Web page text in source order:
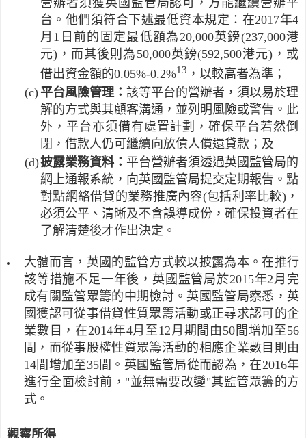
元
(
7
7
萬
港
元
)
的
限
制
。
所
有
民
在
上
述
規
則
於
2
0
須
受
相
關
證
券
規
例
規
管
。
資
料
法
令
》
、
《
平
等
信
貸
機
會
法
令
《
公
平
信
貸
匯
報
法
令
》
策
聲
明
及
最
終
規
則
。
該
局
對
自
2
0
1
3
1
0
月
開
始
進
行
的
公
資
者
是
指
每
年
收
入
最
少
有
1
0
0
,
0
0
英
鎊
(
1
1
9
萬
港
元
)
營辦者須獲英國監管局認可，方能繼續營辦平
台。他們須符合下述最低資本規定：在2017年4
月1日前的固定最低額為20,000英鎊(237,000港
元)，而其後則為50,000英鎊(592,500港元)，或
借出資金額的0.05%-0.2%13 註
釋
符
號
代
表
以
貸
款
額
計
最
低
資
本
規
定
，
為
下
述
，以較高者為準；
(c) 平台風險管理： 該等平台的營辦者，須以易於理
解的方式與其顧客溝通，並列明風險或警告。此
外，平台亦須備有處置計劃，確保平台若然倒
閉，借款人仍可繼續向放債人償還貸款；及
(d)披露業務資料： 平台營辦者須透過英國監管局的
網上通報系統，向英國監管局提交定期報告。點
對點網絡借貸的業務推廣內容(包括利率比較)，
必須公平、清晰及不含誤導成份，確保投資者在
了解清楚後才作出決定。
大體而言，英國的監管方式較以披露為本。在推行
該等措施不足一年後，英國監管局於2015年2月完
成有關監管眾籌的中期檢討。英國監管局察悉，英
國獲認可從事借貸性質眾籌活動或正尋求認可的企
業數目，在2014年4月至12月期間由50間增加至56
間，而從事股權性質眾籌活動的相應企業數目則由
14間增加至35間。英國監管局從而認為，在2016年
進行全面檢討前，"並無需要改變"其監管眾籌的方
式。
觀察所得